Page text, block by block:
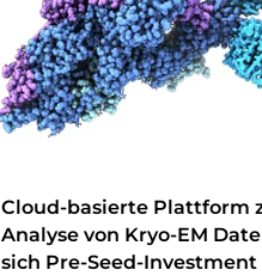
Cloud-basierte Plattform
Analyse von Kryo-EM
sich Pre-Seed-Investment